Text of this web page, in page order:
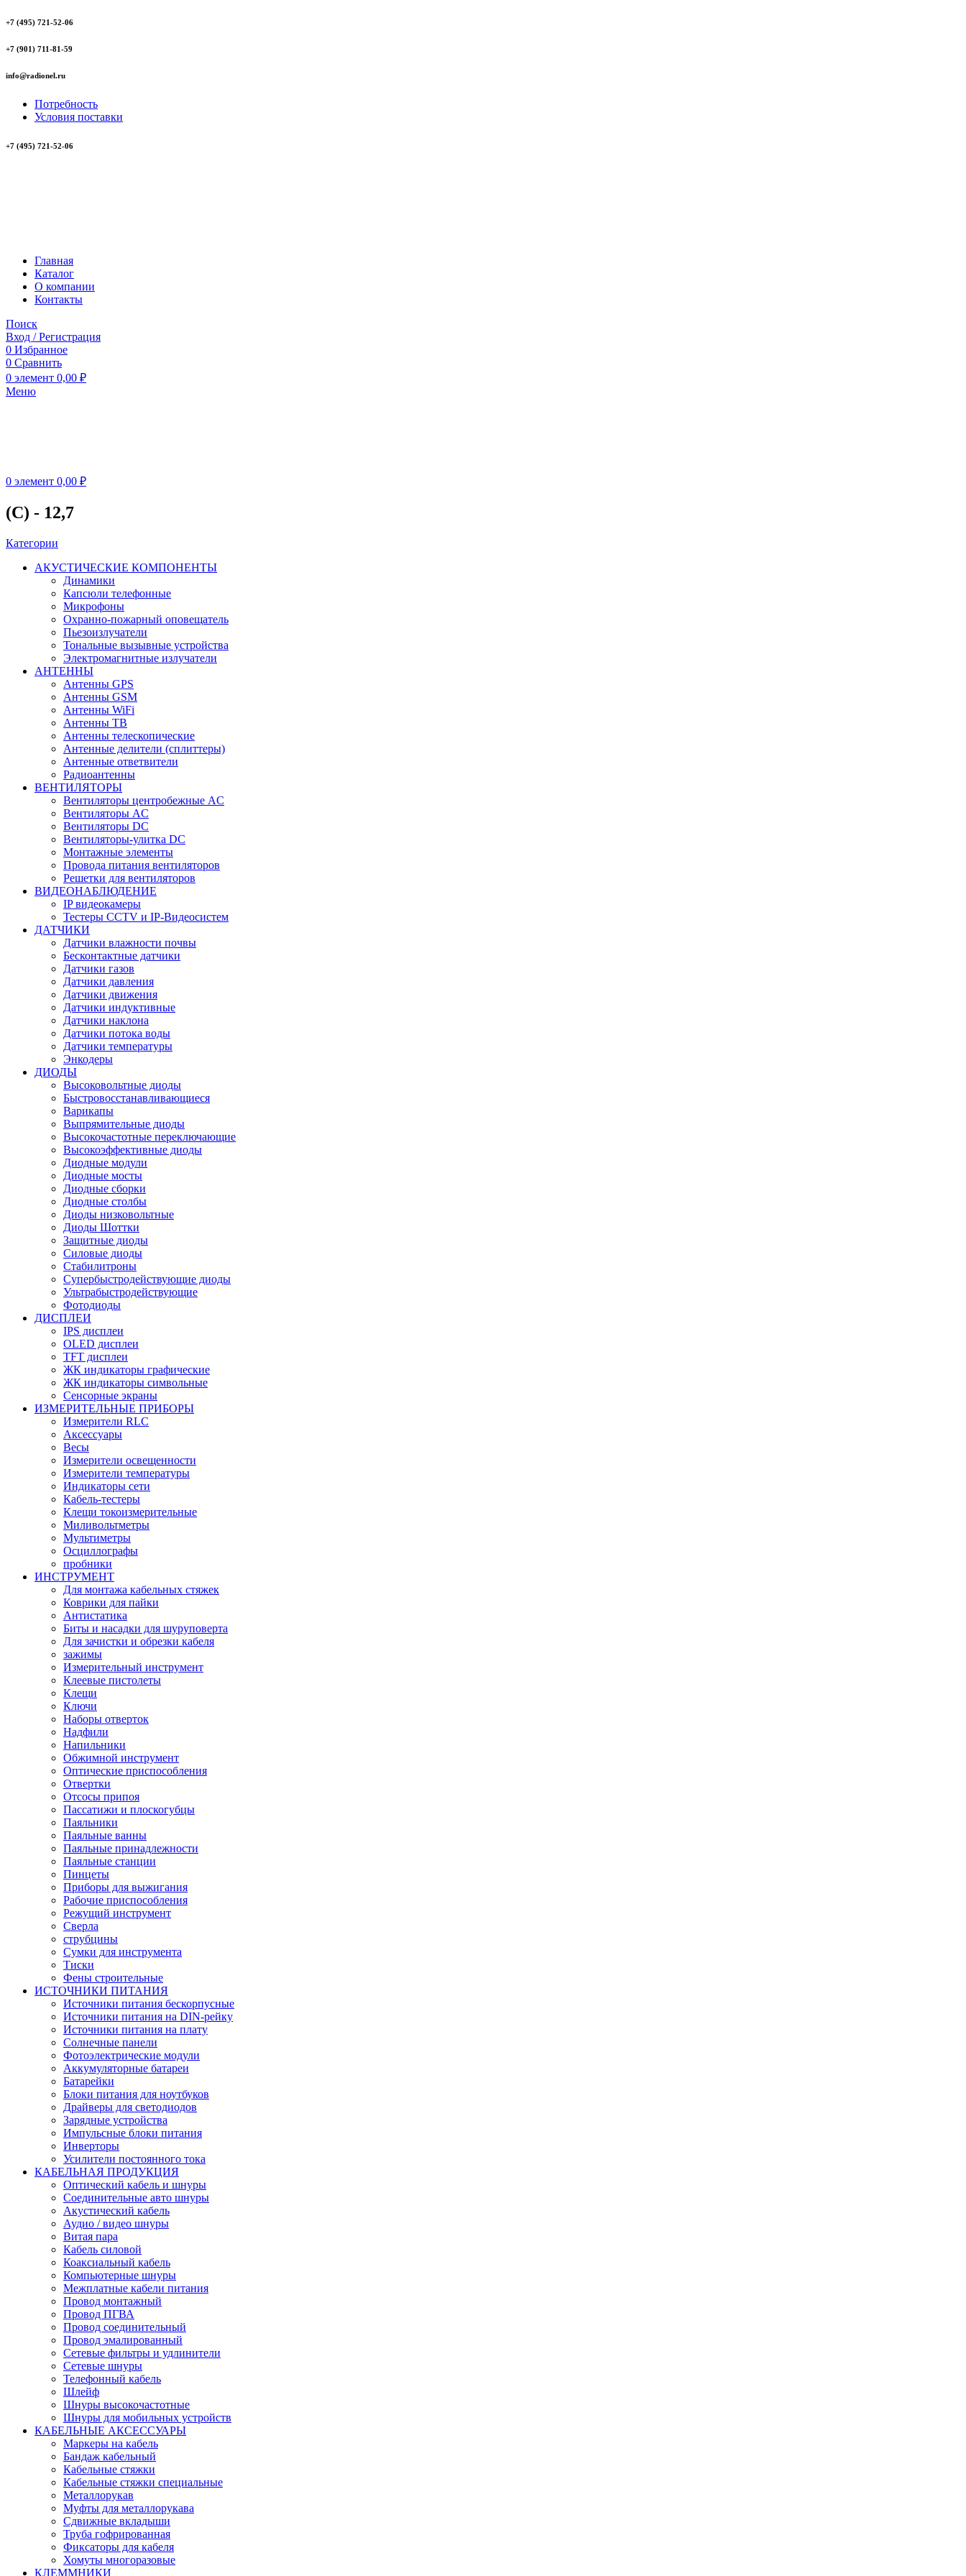
+7 (495) 721-52-06
+7 (901) 711-81-59
info@radionel.ru
Потребность
Условия поставки
+7 (495) 721-52-06
Главная
Каталог
О компании
Контакты
Поиск
Вход / Регистрация
0 Избранное
0 Сравнить
0 элемент 0,00 ₽
Меню
0 элемент 0,00 ₽
(С) - 12,7
Категории
АКУСТИЧЕСКИЕ КОМПОНЕНТЫ
Динамики
Капсюли телефонные
Микрофоны
Охранно-пожарный оповещатель
Пьезоизлучатели
Тональные вызывные устройства
Электромагнитные излучатели
АНТЕННЫ
Антенны GPS
Антенны GSM
Антенны WiFi
Антенны ТВ
Антенны телескопические
Антенные делители (сплиттеры)
Антенные ответвители
Радиоантенны
ВЕНТИЛЯТОРЫ
Вентиляторы центробежные AC
Вентиляторы AC
Вентиляторы DC
Вентиляторы-улитка DC
Монтажные элементы
Провода питания вентиляторов
Решетки для вентиляторов
ВИДЕОНАБЛЮДЕНИЕ
IP видеокамеры
Тестеры CCTV и IP-Видеосистем
ДАТЧИКИ
Датчики влажности почвы
Бесконтактные датчики
Датчики газов
Датчики давления
Датчики движения
Датчики индуктивные
Датчики наклона
Датчики потока воды
Датчики температуры
Энкодеры
ДИОДЫ
Высоковольтные диоды
Быстровосстанавливающиеся
Варикапы
Выпрямительные диоды
Высокочастотные переключающие
Высокоэффективные диоды
Диодные модули
Диодные мосты
Диодные сборки
Диодные столбы
Диоды низковольтные
Диоды Шоттки
Защитные диоды
Силовые диоды
Стабилитроны
Супербыстродействующие диоды
Ультрабыстродействующие
Фотодиоды
ДИСПЛЕИ
IPS дисплеи
OLED дисплеи
TFT дисплеи
ЖК индикаторы графические
ЖК индикаторы символьные
Сенсорные экраны
ИЗМЕРИТЕЛЬНЫЕ ПРИБОРЫ
Измерители RLC
Аксессуары
Весы
Измерители освещенности
Измерители температуры
Индикаторы сети
Кабель-тестеры
Клещи токоизмерительные
Миливольтметры
Мультиметры
Осциллографы
пробники
ИНСТРУМЕНТ
Для монтажа кабельных стяжек
Коврики для пайки
Антистатика
Биты и насадки для шуруповерта
Для зачистки и обрезки кабеля
зажимы
Измерительный инструмент
Клеевые пистолеты
Клещи
Ключи
Наборы отверток
Надфили
Напильники
Обжимной инструмент
Оптические приспособления
Отвертки
Отсосы припоя
Пассатижи и плоскогубцы
Паяльники
Паяльные ванны
Паяльные принадлежности
Паяльные станции
Пинцеты
Приборы для выжигания
Рабочие приспособления
Режущий инструмент
Сверла
струбцины
Сумки для инструмента
Тиски
Фены строительные
ИСТОЧНИКИ ПИТАНИЯ
Источники питания бескорпусные
Источники питания на DIN-рейку
Источники питания на плату
Солнечные панели
Фотоэлектрические модули
Аккумуляторные батареи
Батарейки
Блоки питания для ноутбуков
Драйверы для светодиодов
Зарядные устройства
Импульсные блоки питания
Инверторы
Усилители постоянного тока
КАБЕЛЬНАЯ ПРОДУКЦИЯ
Оптический кабель и шнуры
Соединительные авто шнуры
Акустический кабель
Аудио / видео шнуры
Витая пара
Кабель силовой
Коаксиальный кабель
Компьютерные шнуры
Межплатные кабели питания
Провод монтажный
Провод ПГВА
Провод соединительный
Провод эмалированный
Сетевые фильтры и удлинители
Сетевые шнуры
Телефонный кабель
Шлейф
Шнуры высокочастотные
Шнуры для мобильных устройств
КАБЕЛЬНЫЕ АКСЕССУАРЫ
Маркеры на кабель
Бандаж кабельный
Кабельные стяжки
Кабельные стяжки специальные
Металлорукав
Муфты для металлорукава
Сдвижные вкладыши
Труба гофрированная
Фиксаторы для кабеля
Хомуты многоразовые
КЛЕММНИКИ